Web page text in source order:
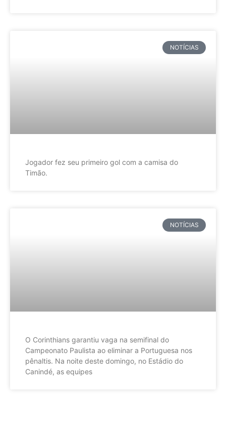
NOTÍCIAS
Jogador fez seu primeiro gol com a camisa do
Timão.
NOTÍCIAS
O Corinthians garantiu vaga na semifinal do
Campeonato Paulista ao eliminar a Portuguesa nos
pênaltis. Na noite deste domingo, no Estádio do
Canindé, as equipes